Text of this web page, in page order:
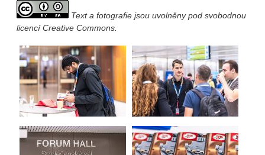
Text a fotografie jsou uvolněny pod svobodnou
licencí Creative Commons.